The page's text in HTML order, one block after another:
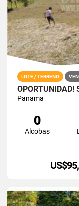
LOTE / TERRENO
Panama
0
Alcobas